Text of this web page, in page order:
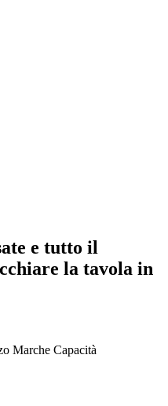
e tutto il
la tavola in
Marche Capacità